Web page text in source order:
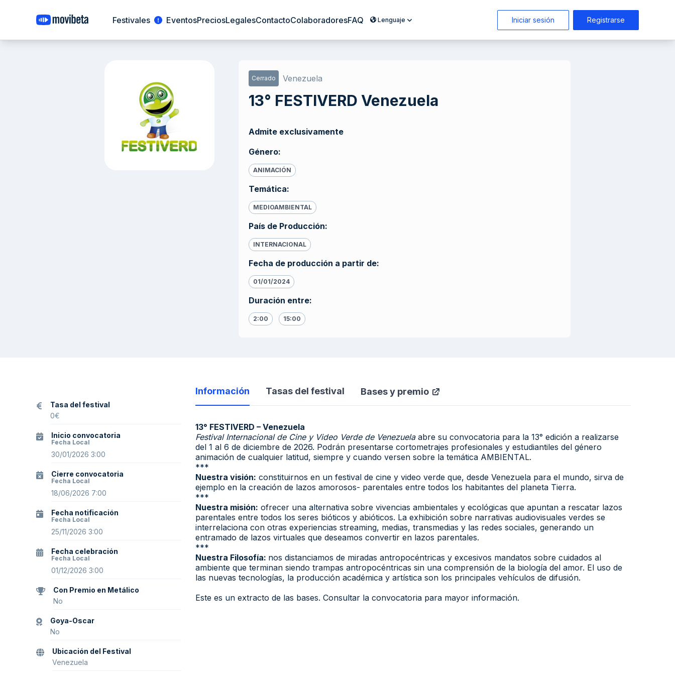
Festivales EventosPreciosLegalesContactoColaboradoresFAQ Lenguaje Iniciar sesión Registrarse
Cerrado Venezuela
13° FESTIVERD Venezuela
Admite exclusivamente
Género:
ANIMACIÓN
Temática:
MEDIOAMBIENTAL
País de Producción:
INTERNACIONAL
Fecha de producción a partir de:
01/01/2024
Duración entre:
2:00 15:00
Tasa del festival
0€
Inicio convocatoria
Fecha Local
30/01/2026 3:00
Cierre convocatoria
Fecha Local
18/06/2026 7:00
Fecha notificación
Fecha Local
25/11/2026 3:00
Fecha celebración
Fecha Local
01/12/2026 3:00
Con Premio en Metálico
No
Goya-Oscar
No
Ubicación del Festival
Venezuela
Información Tasas del festival Bases y premio
13° FESTIVERD – Venezuela
Festival Internacional de Cine y Video Verde de Venezuelaabre su convocatoria para la 13° edición a realizarse
del 1 al 6 de diciembre de 2026. Podrán presentarse cortometrajes profesionales y estudiantiles del género
animación de cualquier latitud, siempre y cuando versen sobre la temática AMBIENTAL.
***
Nuestra visión: constituirnos en un festival de cine y video verde que, desde Venezuela para el mundo, sirva de
ejemplo en la creación de lazos amorosos- parentales entre todos los habitantes del planeta Tierra.
***
Nuestra misión: ofrecer una alternativa sobre vivencias ambientales y ecológicas que apuntan a rescatar lazos
parentales entre todos los seres bióticos y abióticos. La exhibición sobre narrativas audiovisuales verdes se
interrelaciona con otras experiencias streaming, medias, transmedias y las redes sociales, generando un
entramado de lazos virtuales que deseamos convertir en lazos parentales.
***
Nuestra Filosofía: nos distanciamos de miradas antropocéntricas y excesivos mandatos sobre cuidados al
ambiente que terminan siendo trampas antropocéntricas sin una comprensión de la biología del amor. El uso de
las nuevas tecnologías, la producción académica y artística son los principales vehículos de difusión.
Este es un extracto de las bases. Consultar la convocatoria para mayor información.